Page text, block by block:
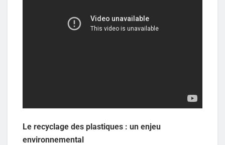
Le recyclage des plastiques : un enjeu
environnemental